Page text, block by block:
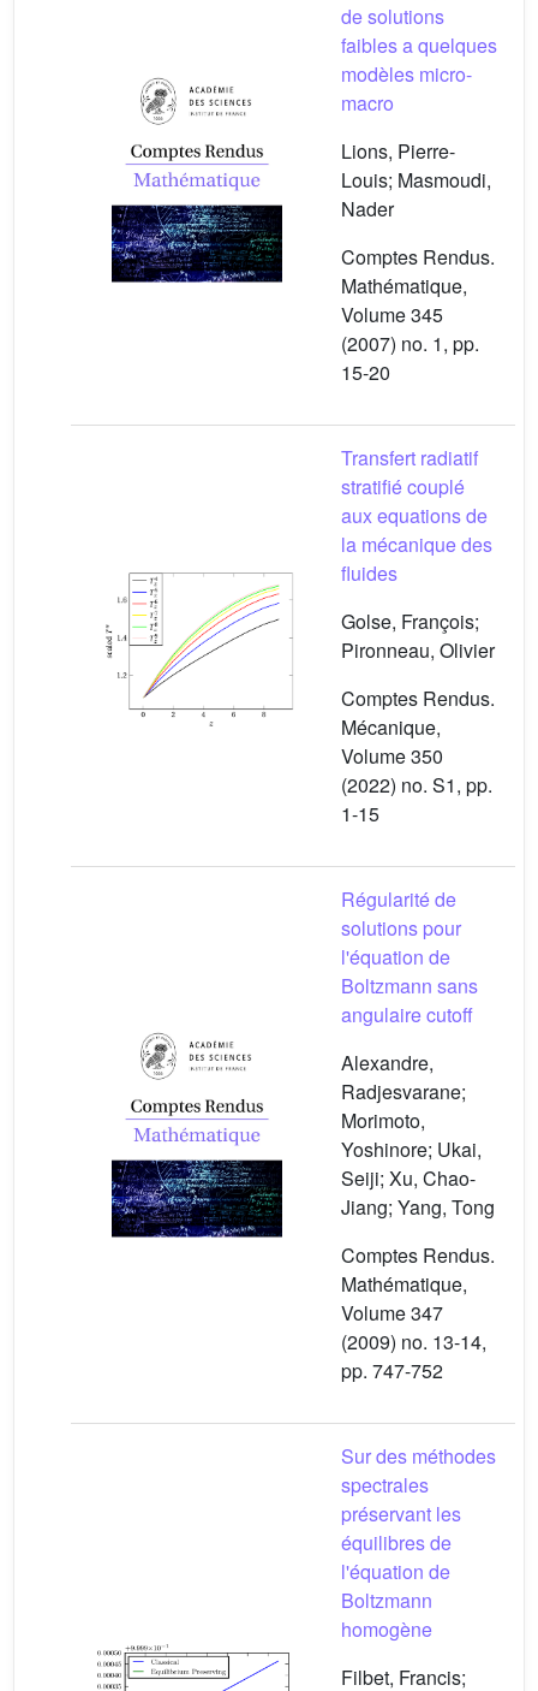
de solutions
faibles a quelques
modèles micro-
macro
Lions, Pierre-
Louis; Masmoudi,
Nader
Comptes Rendus.
Mathématique,
Volume 345
(2007) no. 1, pp.
15-20
Transfert radiatif
stratifié couplé
aux equations de
la mécanique des
fluides
Golse, François;
Pironneau, Olivier
Comptes Rendus.
Mécanique,
Volume 350
(2022) no. S1, pp.
1-15
Régularité de
solutions pour
l'équation de
Boltzmann sans
angulaire cutoff
Alexandre,
Radjesvarane;
Morimoto,
Yoshinore; Ukai,
Seiji; Xu, Chao-
Jiang; Yang, Tong
Comptes Rendus.
Mathématique,
Volume 347
(2009) no. 13-14,
pp. 747-752
Sur des méthodes
spectrales
préservant les
équilibres de
l'équation de
Boltzmann
homogène
Filbet, Francis;